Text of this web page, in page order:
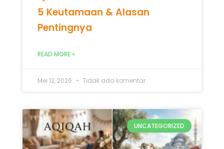
5 Keutamaan & Alasan
Pentingnya
READ MORE »
Mei 12, 2026 Tidak ada komentar
UNCATEGORIZED